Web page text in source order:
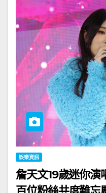
娛樂資訊
詹天文19歲迷你演